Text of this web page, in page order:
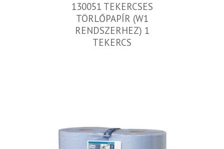
130051 TEKERCSES
TÖRLŐPAPÍR (W1
RENDSZERHEZ) 1
TEKERCS